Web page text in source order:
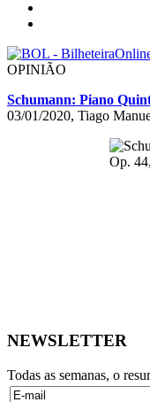
OPINIÃO
Schumann: Piano
03/01/2020, Tiago
NEWSLETTER
Todas as semanas, o